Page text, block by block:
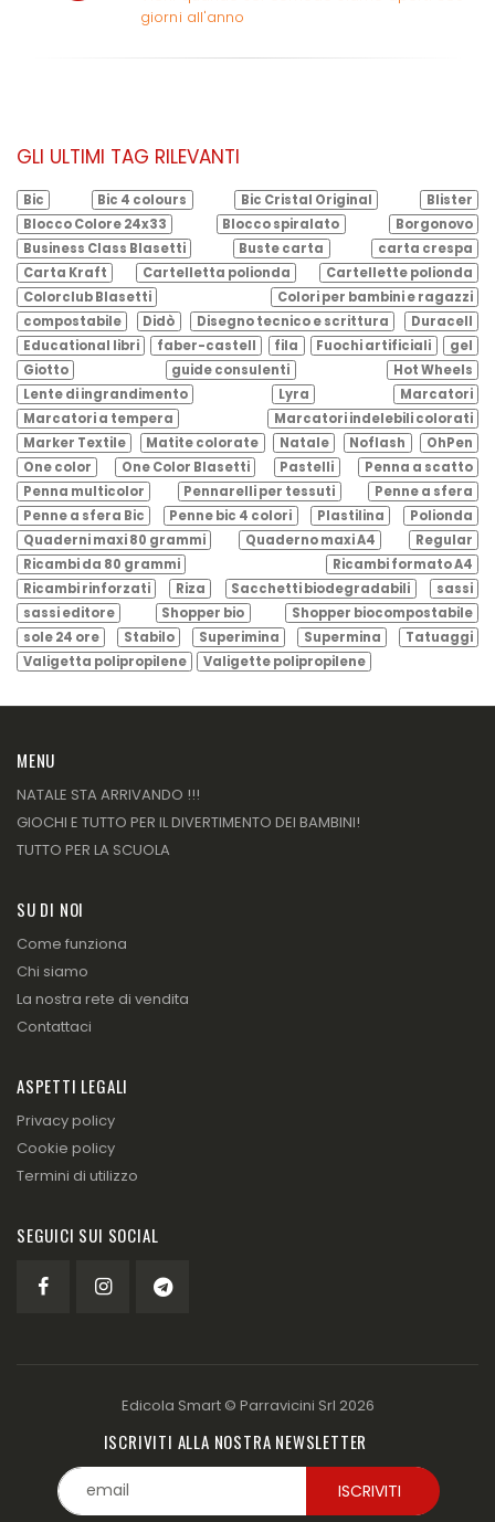
giorni all'anno
GLI ULTIMI TAG RILEVANTI
Bic Bic 4 colours Bic Cristal Original
Blister
Blocco Colore 24x33
Blocco spiralato
Borgonovo
Business Class Blasetti
Buste carta
carta crespa
Carta Kraft
Cartelletta polionda
Cartellette polionda
Colorclub Blasetti
Colori per bambini e ragazzi
compostabile
Didò Disegno tecnico e scrittura
Duracell
Educational libri
faber-castell fila Fuochi artificiali
gel
Giotto
guide consulenti
Hot Wheels
Lente di ingrandimento
Lyra
Marcatori
Marcatori a tempera
Marcatori indelebili colorati
Marker Textile
Matite colorate Natale Noflash
OhPen
One color
One Color Blasetti Pastelli
Penna a scatto
Penna multicolor
Pennarelli per tessuti
Penne a sfera
Penne a sfera Bic
Penne bic 4 colori Plastilina
Polionda
Quaderni maxi 80 grammi
Quaderno maxi A4
Regular
Ricambi da 80 grammi
Ricambi formato A4
Ricambi rinforzati
Riza Sacchetti biodegradabili
sassi
sassi editore
Shopper bio
Shopper biocompostabile
sole 24 ore
Stabilo Superimina Supermina
Tatuaggi
Valigetta polipropilene
Valigette polipropilene
MENU
NATALE STA ARRIVANDO !!!
GIOCHI E TUTTO PER IL DIVERTIMENTO DEI BAMBINI!
TUTTO PER LA SCUOLA
SU DI NOI
Come funziona
Chi siamo
La nostra rete di vendita
Contattaci
ASPETTI LEGALI
Privacy policy
Cookie policy
Termini di utilizzo
SEGUICI SUI SOCIAL
Edicola Smart © Parravicini Srl 2026
ISCRIVITI ALLA NOSTRA NEWSLETTER